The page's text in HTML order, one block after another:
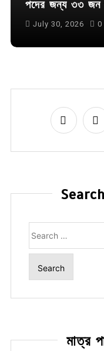
পদের জন্য ৩৩ জন
July 30, 2026 0
for:
মাত্র